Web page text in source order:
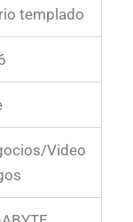
templado
Video